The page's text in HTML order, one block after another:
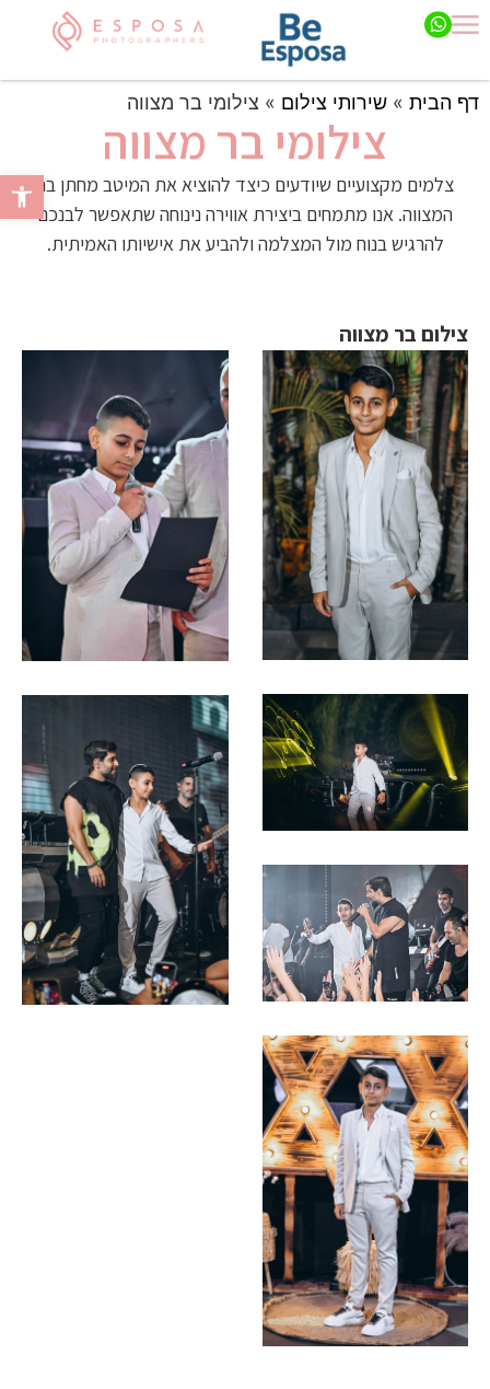
פתח
דף הבית » שירותי צילום » צילומי בר מצווה
צילומי בר מצווה
צלמים מקצועיים שיודעים כיצד להוציא את המיטב מחתן בר
המצווה. אנו מתמחים ביצירת אווירה נינוחה שתאפשר לבנכם
להרגיש בנוח מול המצלמה ולהביע את אישיותו האמיתית.
צילום בר מצווה